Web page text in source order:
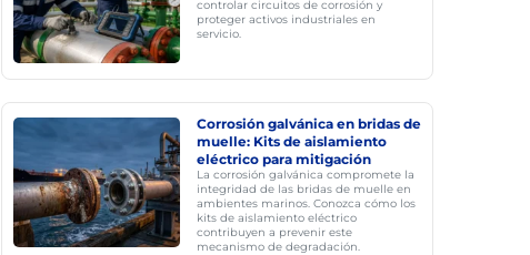
controlar circuitos de corrosión y
proteger activos industriales en
servicio.
Corrosión galvánica en bridas de
muelle: Kits de aislamiento
eléctrico para mitigación
La corrosión galvánica compromete la
integridad de las bridas de muelle en
ambientes marinos. Conozca cómo los
kits de aislamiento eléctrico
contribuyen a prevenir este
mecanismo de degradación.